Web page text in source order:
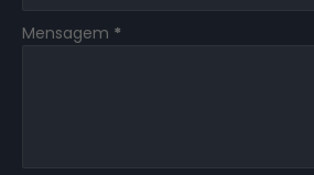
Mensagem *